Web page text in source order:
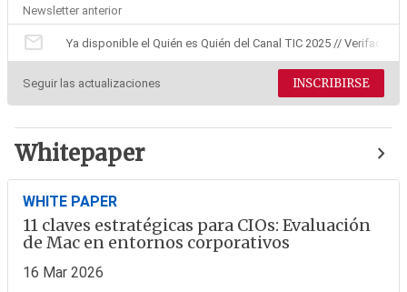
Newsletter anterior
mail Ya disponible el Quién es Quién del Canal TIC 2025 // Verifactu:
Seguir las actualizaciones INSCRIBIRSE
Whitepaper
WHITE PAPER
11 claves estratégicas para CIOs: Evaluación
de Mac en entornos corporativos
16 Mar 2026